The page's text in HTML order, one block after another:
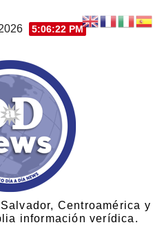
5:06:23 PM
Centroamérica y
información verídica.